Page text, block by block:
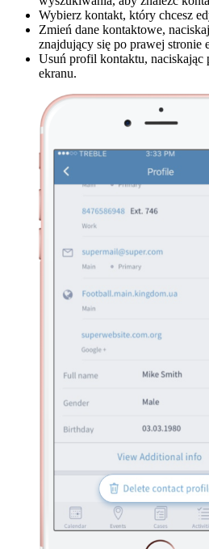
Wybierz kontakt, który chcesz
Zmień dane kontaktowe,
znajdujący się po prawej stronie
Usuń profil kontaktu, naciskając
ekranu.